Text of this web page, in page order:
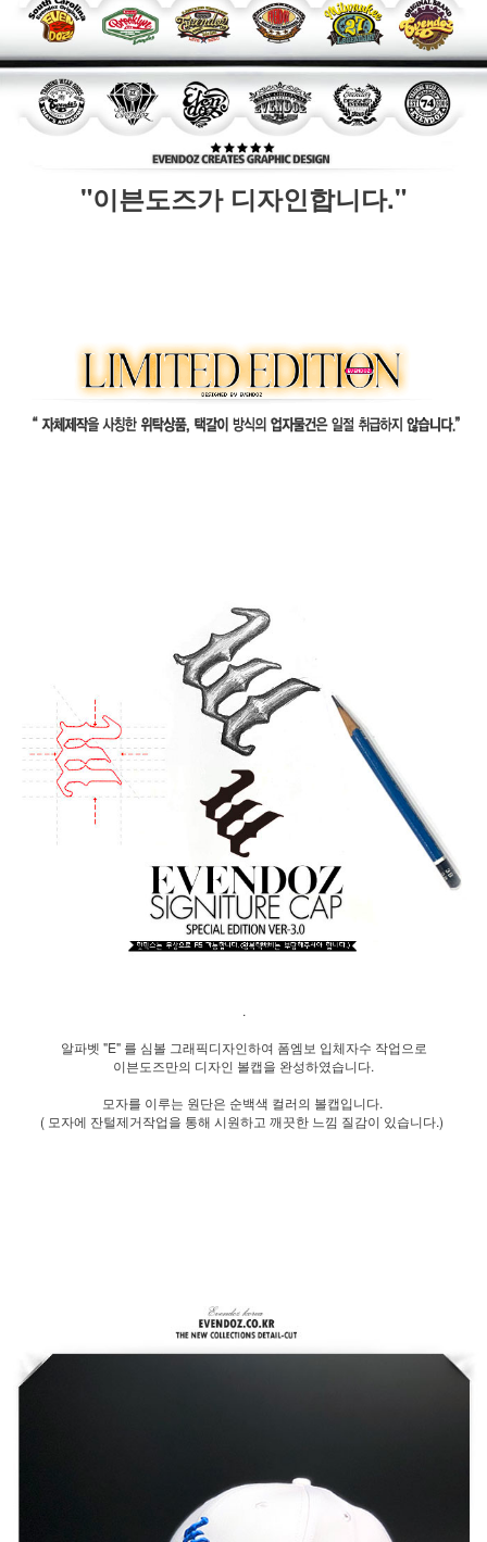
"이븐도즈가 디자인합니다."
.
알파벳 "E" 를 심볼 그래픽디자인하여 폼엠보 입체자수 작업으로
이븐도즈만의 디자인 볼캡을 완성하였습니다.
모자를 이루는 원단은 순백색 컬러의 볼캡입니다.
( 모자에 잔털제거작업을 통해 시원하고 깨끗한 느낌 질감이 있습니다.)